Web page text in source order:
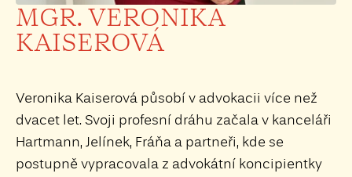
MGR. VERONIKA
KAISEROVÁ
Veronika Kaiserová působí v advokacii více než
dvacet let. Svoji profesní dráhu začala v kanceláři
Hartmann, Jelínek, Fráňa a partneři, kde se
postupně vypracovala z advokátní koncipientky